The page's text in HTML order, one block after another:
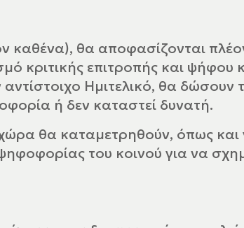
καθένα), θα αποφασίζονται
κριτικής επιτροπής και ψήφου
Ημιτελικό, θα δώσουν
ή δεν καταστεί δυνατή.
θα καταμετρηθούν, όπως και
του κοινού για να